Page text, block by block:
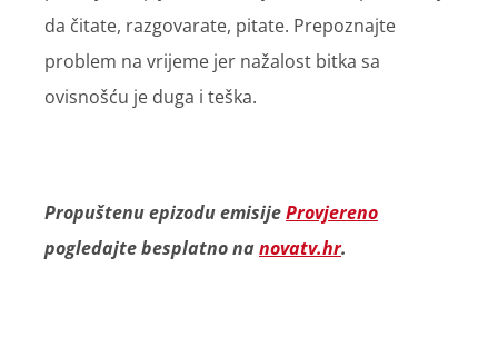
da čitate, razgovarate, pitate. Prepoznajte
problem na vrijeme jer nažalost bitka sa
ovisnošću je duga i teška.
Propuštenu epizodu emisijeProvjereno
pogledajte besplatno nanovatv.hr.